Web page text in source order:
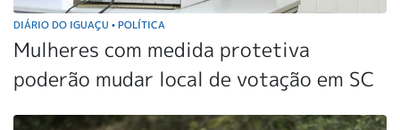
DIÁRIO DO IGUAÇU • POLÍTICA
Mulheres com medida protetiva
poderão mudar local de votação em SC